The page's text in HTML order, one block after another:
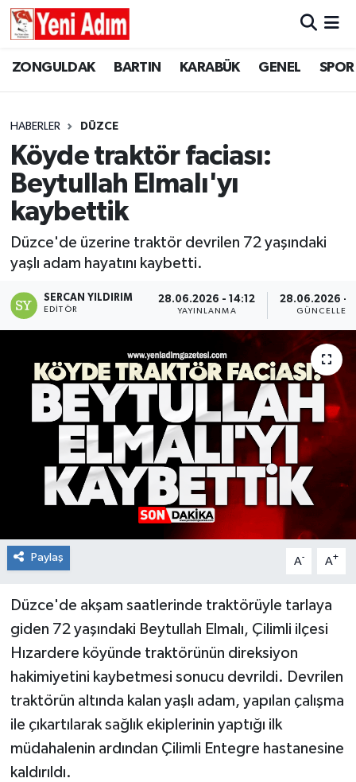
ZONGULDAK BARTIN KARABÜK GENEL SPOR
HABERLER DÜZCE
Köyde traktör faciası:
Beytullah Elmalı'yı
kaybettik
Düzce'de üzerine traktör devrilen 72 yaşındaki
yaşlı adam hayatını kaybetti.
SERCAN YILDIRIM
EDITÖR
28.06.2026 - 14:12
YAYINLANMA
28.06.2026 -
Paylaş A- A+
Düzce'de akşam saatlerinde traktörüyle tarlaya
giden 72 yaşındaki Beytullah Elmalı, Çilimli ilçesi
Hızardere köyünde traktörünün direksiyon
hakimiyetini kaybetmesi sonucu devrildi. Devrilen
traktörün altında kalan yaşlı adam, yapılan çalışma
ile çıkartılarak sağlık ekiplerinin yaptığı ilk
müdahalenin ardından Çilimli Entegre hastanesine
kaldırıldı.
ZONGULDAK
GÜNCEL
SİYASET
RESMİ İLAN
ZONGULDAK
GENEL
SPOR
SİYASET
SAĞLIK
RESMİ İLAN
Künye
Zonguldak Hava Durumu
Süper Lig Puan Durumu ve Fikstür
Tüm Manşetler
Son Dakika Haberleri
Haber Arşivi